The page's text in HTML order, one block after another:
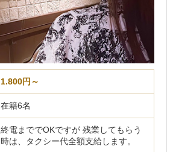
1.800円～
在籍6名
終電まででOKですが 残業してもらう
時は、タクシー代全額支給します。